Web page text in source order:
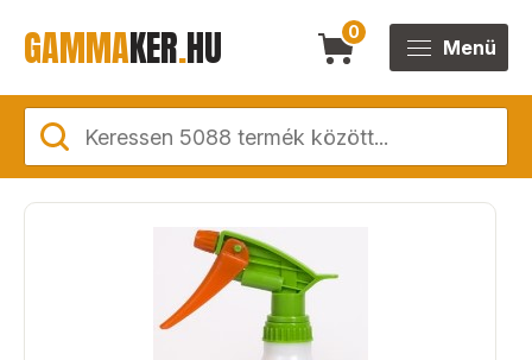
GAMMAKER.HU 0
Menü